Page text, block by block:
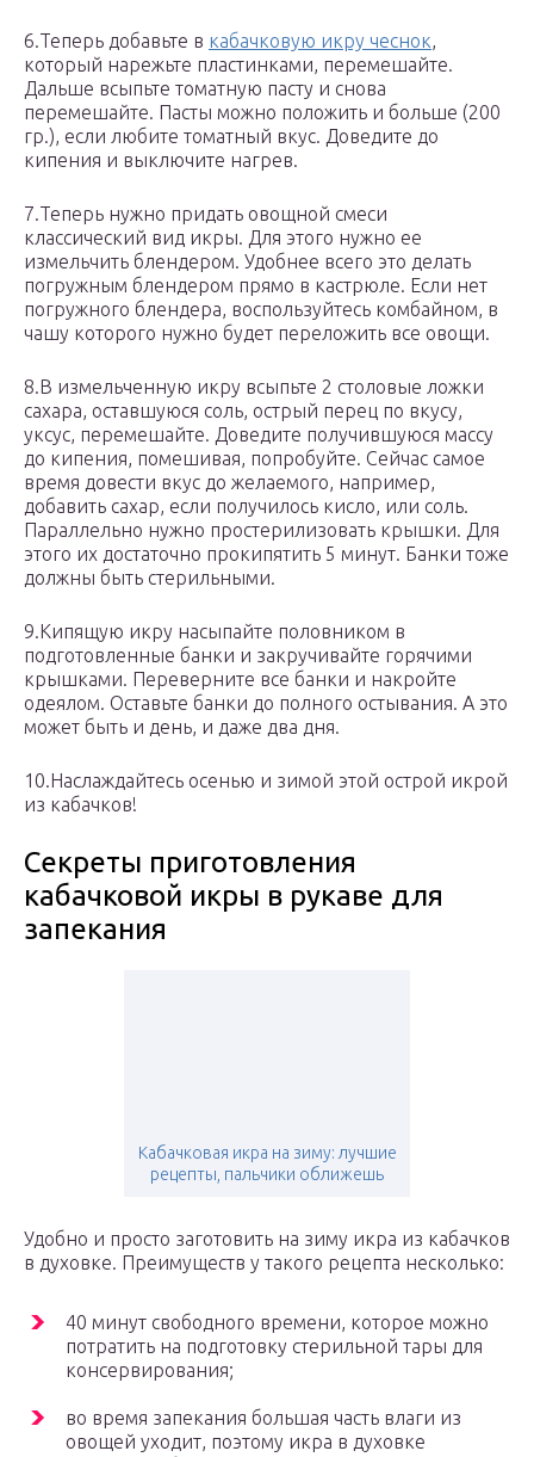
6.Теперь добавьте в кабачковую икру чеснок,
который нарежьте пластинками, перемешайте.
Дальше всыпьте томатную пасту и снова
перемешайте. Пасты можно положить и больше (200
гр.), если любите томатный вкус. Доведите до
кипения и выключите нагрев.
7.Теперь нужно придать овощной смеси
классический вид икры. Для этого нужно ее
измельчить блендером. Удобнее всего это делать
погружным блендером прямо в кастрюле. Если нет
погружного блендера, воспользуйтесь комбайном, в
чашу которого нужно будет переложить все овощи.
8.В измельченную икру всыпьте 2 столовые ложки
сахара, оставшуюся соль, острый перец по вкусу,
уксус, перемешайте. Доведите получившуюся массу
до кипения, помешивая, попробуйте. Сейчас самое
время довести вкус до желаемого, например,
добавить сахар, если получилось кисло, или соль.
Параллельно нужно простерилизовать крышки. Для
этого их достаточно прокипятить 5 минут. Банки тоже
должны быть стерильными.
9.Кипящую икру насыпайте половником в
подготовленные банки и закручивайте горячими
крышками. Переверните все банки и накройте
одеялом. Оставьте банки до полного остывания. А это
может быть и день, и даже два дня.
10.Наслаждайтесь осенью и зимой этой острой икрой
из кабачков!
Секреты приготовления
кабачковой икры в рукаве для
запекания
Кабачковая икра на зиму: лучшие
рецепты, пальчики оближешь
Удобно и просто заготовить на зиму икра из кабачков
в духовке. Преимуществ у такого рецепта несколько:
40 минут свободного времени, которое можно
потратить на подготовку стерильной тары для
консервирования;
во время запекания большая часть влаги из
овощей уходит, поэтому икра в духовке